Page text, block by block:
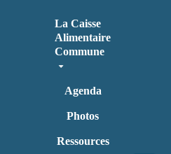
La Caisse
Alimentaire
Commune
Agenda
Photos
Ressources